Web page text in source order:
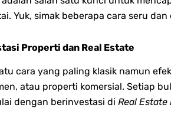
Yuk, simak beberapa cara seru
Properti dan Real Estate
cara yang paling klasik namun
atau properti komersial. Setiap
dengan berinvestasi di Real